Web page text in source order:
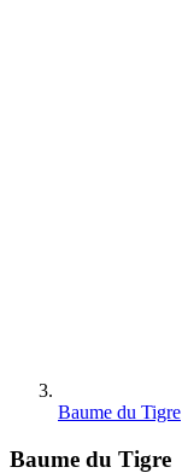
Baume du Tigre
Baume du Tigre